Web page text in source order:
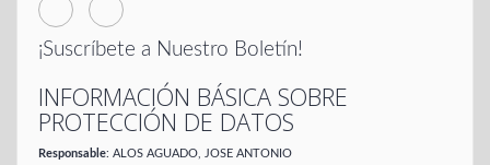
¡Suscríbete a Nuestro Boletín!
INFORMACIÓN BÁSICA SOBRE
PROTECCIÓN DE DATOS
Responsable: ALOS AGUADO, JOSE ANTONIO